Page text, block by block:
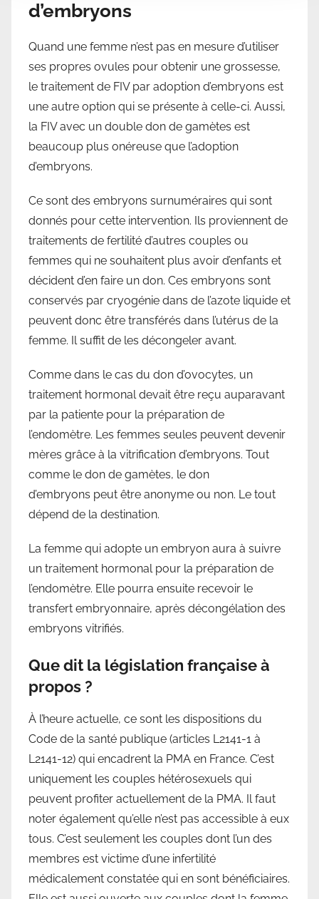
d’embryons
Quand une femme n’est pas en mesure d’utiliser
ses propres ovules pour obtenir une grossesse,
le traitement de FIV par adoption d’embryons est
une autre option qui se présente à celle-ci. Aussi,
la FIV avec un double don de gamètes est
beaucoup plus onéreuse que l’adoption
d’embryons.
Ce sont des embryons surnuméraires qui sont
donnés pour cette intervention. Ils proviennent de
traitements de fertilité d’autres couples ou
femmes qui ne souhaitent plus avoir d’enfants et
décident d’en faire un don. Ces embryons sont
conservés par cryogénie dans de l’azote liquide et
peuvent donc être transférés dans l’utérus de la
femme. Il suffit de les décongeler avant.
Comme dans le cas du don d’ovocytes, un
traitement hormonal devait être reçu auparavant
par la patiente pour la préparation de
l’endomètre. Les femmes seules peuvent devenir
mères grâce à la vitrification d’embryons. Tout
comme le don de gamètes, le don
d’embryons peut être anonyme ou non. Le tout
dépend de la destination.
La femme qui adopte un embryon aura à suivre
un traitement hormonal pour la préparation de
l’endomètre. Elle pourra ensuite recevoir le
transfert embryonnaire, après décongélation des
embryons vitrifiés.
Que dit la législation française à
propos ?
À l’heure actuelle, ce sont les dispositions du
Code de la santé publique (articles L2141-1 à
L2141-12) qui encadrent la PMA en France. C’est
uniquement les couples hétérosexuels qui
peuvent profiter actuellement de la PMA. Il faut
noter également qu’elle n’est pas accessible à eux
tous. C’est seulement les couples dont l’un des
membres est victime d’une infertilité
médicalement constatée qui en sont bénéficiaires.